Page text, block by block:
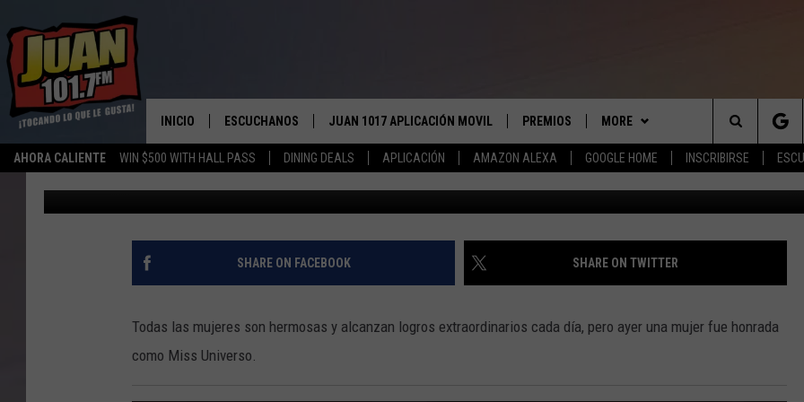
AHORA CALIENTE WIN $500 WITH HALL PASS DINING DEALS APLICACIÓN AMAZON ALEXA GOOGLE HOME INSCRIBIRSE
INICIO ESCUCHANOS
ESCUCHAR EN VIVO
APLICACIÓN MOVIL
ESCUCHE JUAN 1017 EN GOOGLE
RECIENTEMENTE JUGADO
JUAN 1017 APLICACIÓN MOVIL
OBTENGA LA APLICACIÓN PARA
PREMIOS
INSCRIBIRSE
LAS REGLAS DEL CONCURSO
SOPORTE DEL CONCURSO
MORE
COMUNICATE CON NOSOTROS
AYUDA E INFORMACIÓN DE
Search
The
Site
ANDREA MEZA DE MÉXICO GANA EL TÍTULO DE
UNIVERSO
Toni Gee Published: May 17, 2021
SHARE ON FACEBOOK SHARE ON TWITTER
Todas las mujeres son hermosas y alcanzan logros extraordinarios cada día, pero ayer una mujer fue honrada
como Miss Universo.